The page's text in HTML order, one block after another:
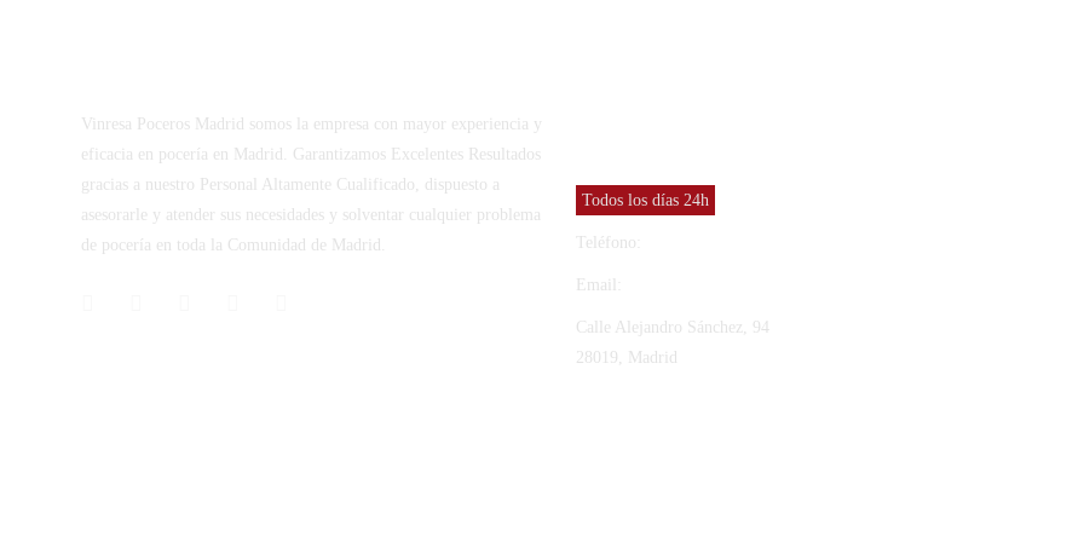
Vinresa Poceros Madrid somos la empresa con mayor experiencia y
eficacia en pocería en Madrid. Garantizamos Excelentes Resultados
gracias a nuestro Personal Altamente Cualificado, dispuesto a
asesorarle y atender sus necesidades y solventar cualquier problema
de pocería en toda la Comunidad de Madrid.
Todos los días 24h
Teléfono:
Email:
Calle Alejandro Sánchez, 94
28019, Madrid